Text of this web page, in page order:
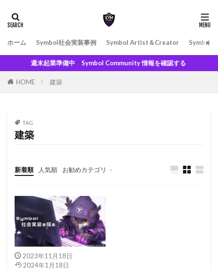
ホーム Symbol社会実装事例 Symbol Artist＆Creator Symbol(
週末起業準備中 Symbol Community 情報を確認する
HOME 建築
TAG
建築
新着順 人気順 お勧めカテゴリ
500XYM〜999XYM
1000XYM〜1999XYM
2023年11月18日
2024年1月18日